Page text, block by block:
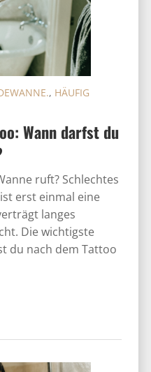
Wann darfst du
, HÄUFIG
ruft? Schlechtes
erst einmal eine
langes
Die wichtigste
du nach dem Tattoo